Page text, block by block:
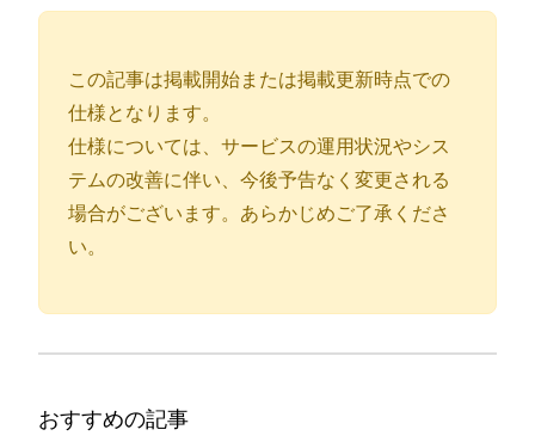
この記事は掲載開始または掲載更新時点での
仕様となります。
仕様については、サービスの運用状況やシス
テムの改善に伴い、今後予告なく変更される
場合がございます。あらかじめご了承くださ
い。
おすすめの記事